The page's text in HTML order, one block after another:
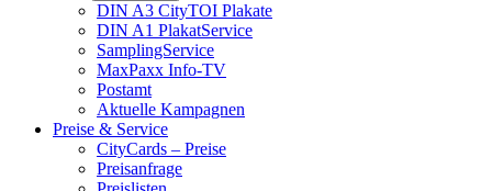
DIN A3 CityTOI Plakate
DIN A1 PlakatService
SamplingService
MaxPaxx Info-TV
Postamt
Aktuelle Kampagnen
Preise & Service
CityCards – Preise
Preisanfrage